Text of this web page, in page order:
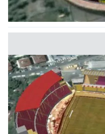
reklam/pazarlama
sınırlı olarak açık rızanız
vasıtasıyla
için Ayarlar butonuna
Metnimizi
ziyaret
6698 sayılı Kişisel
hazırlanmış Aydınlatma
ilgili mevzuata uygun